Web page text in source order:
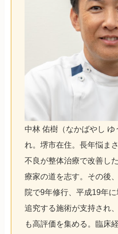
中林 佑樹（なかばやし ゆ
れ。堺市在住。長年悩ま
不良が整体治療で改善し
療家の道を志す。その後
院で9年修行、平成19年
追究する施術が支持され
も高評価を集める。臨床